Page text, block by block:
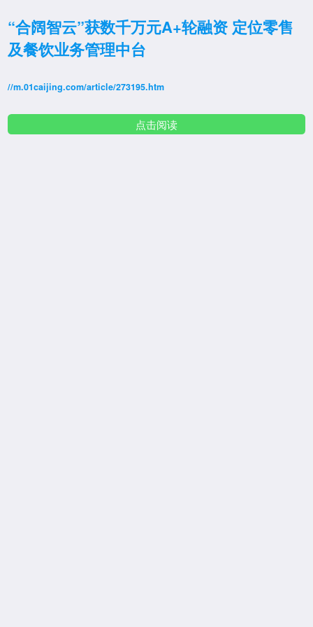
“合阔智云”获数千万元A+轮融资 定位零售
及餐饮业务管理中台
//m.01caijing.com/article/273195.htm
点击阅读